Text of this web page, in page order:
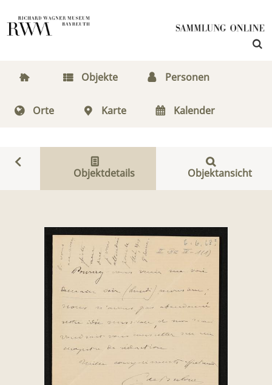
Objekte Personen
Orte Karte Kalender
Objektdetails Objektansicht